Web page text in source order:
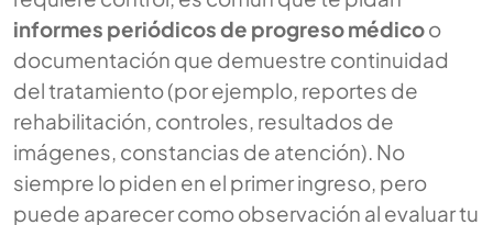
informes periódicos de progreso médicoo
documentación que demuestre continuidad
del tratamiento (por ejemplo, reportes de
rehabilitación, controles, resultados de
imágenes, constancias de atención). No
siempre lo piden en el primer ingreso, pero
puede aparecer como observación al evaluar tu